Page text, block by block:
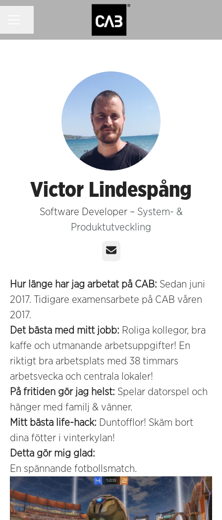
Victor Lindespång
Software Developer – System- &
Produktutveckling
E-post
Hur länge har jag arbetat på CAB: Sedan juni
2017. Tidigare examensarbete på CAB våren
2017.
Det bästa med mitt jobb: Roliga kollegor, bra
kaffe och utmanande arbetsuppgifter! En
riktigt bra arbetsplats med 38 timmars
arbetsvecka och centrala lokaler!
På fritiden gör jag helst: Spelar datorspel och
hänger med familj & vänner.
Mitt bästa life-hack: Duntofflor! Skäm bort
dina fötter i vinterkylan!
Detta gör mig glad:
En spännande fotbollsmatch.